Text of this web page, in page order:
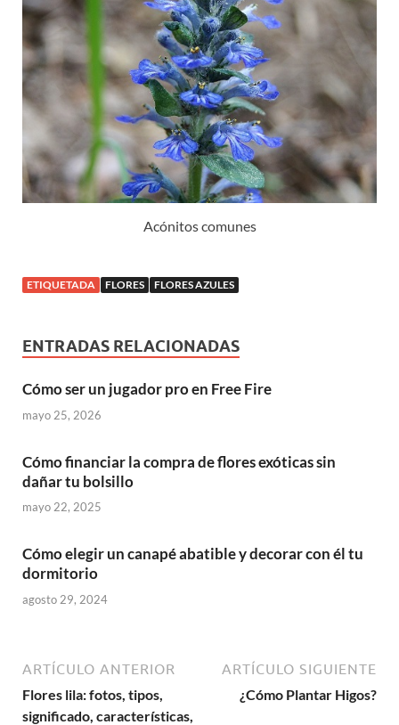
Acónitos comunes
ETIQUETADA FLORES FLORES AZULES
ENTRADAS RELACIONADAS
Cómo ser un jugador pro en Free Fire
mayo 25, 2026
Cómo financiar la compra de flores exóticas sin
dañar tu bolsillo
mayo 22, 2025
Cómo elegir un canapé abatible y decorar con él tu
dormitorio
agosto 29, 2024
ARTÍCULO ANTERIOR
Flores lila: fotos, tipos,
significado, características,
ARTÍCULO SIGUIENTE
¿Cómo Plantar Higos?